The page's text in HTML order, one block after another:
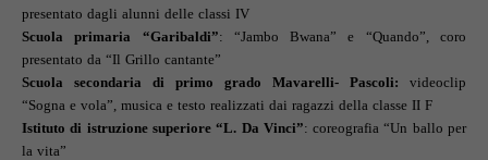
presentato dagli alunni delle classi IV
Scuola primaria “Garibaldi”: “Jambo Bwana” e “Quando”, coro
presentato da “Il Grillo cantante”
Scuola secondaria di primo grado Mavarelli- Pascoli:
videoclip
“Sogna e vola”, musica e testo realizzati dai ragazzi della classe II F
Istituto di istruzione superiore “L. Da Vinci”: coreografia “Un ballo per
la vita”